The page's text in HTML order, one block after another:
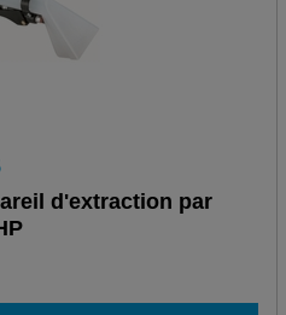
d'extraction par